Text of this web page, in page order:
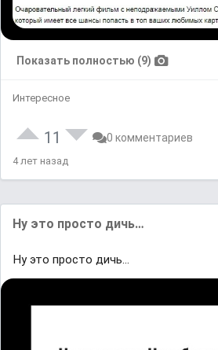
Показать полностью (9)
Интересное
11 0 комментариев
4 лет назад
Ну это просто дичь…
Ну это просто дичь…